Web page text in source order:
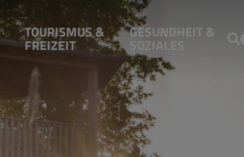
TOURISMUS &
FREIZEIT
GESUNDHEIT &
SOZIALES